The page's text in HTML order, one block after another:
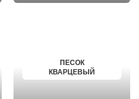
ПЕСОК
КВАРЦЕВЫЙ